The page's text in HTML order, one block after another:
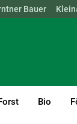
OÖ SBG
Bauer
Bio